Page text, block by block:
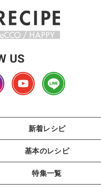
US
新着レシピ
基本のレシピ
特集一覧